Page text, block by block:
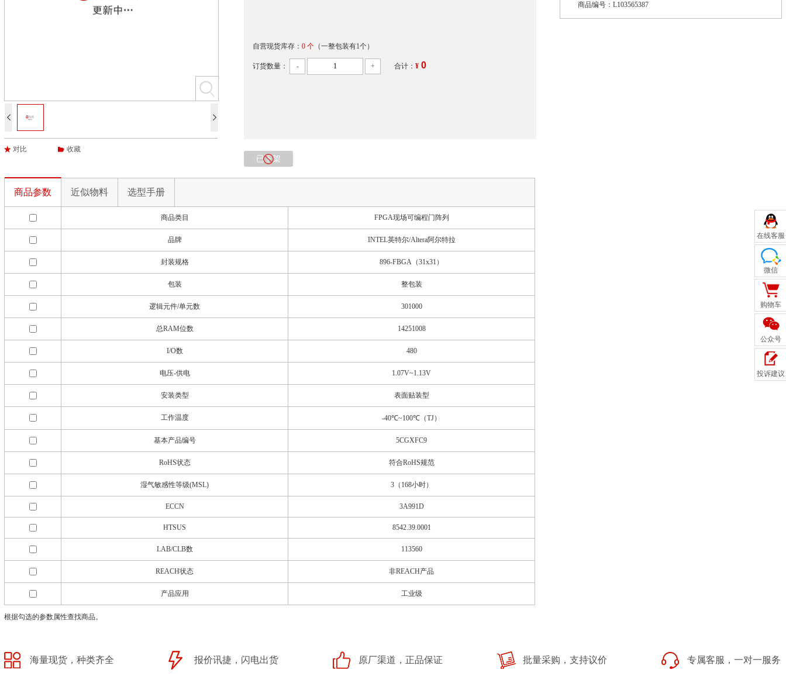
 
对比 收藏
自营现货库存： 0 个 （一整包装有1个）
订货数量： - + 合计： ¥ 0
已下架
商品编号： L103565387
商品参数 近似物料 选型手册
商品类目 FPGA现场可编程门阵列
品牌 INTEL英特尔/Altera阿尔特拉
封装规格 896-FBGA（31x31）
包装 整包装
逻辑元件/单元数 301000
总RAM位数 14251008
I/O数 480
电压-供电 1.07V~1.13V
安装类型 表面贴装型
工作温度 -40℃~100℃（TJ）
基本产品编号 5CGXFC9
RoHS状态 符合RoHS规范
湿气敏感性等级(MSL) 3（168小时）
ECCN 3A991D
HTSUS 8542.39.0001
LAB/CLB数 113560
REACH状态 非REACH产品
产品应用 工业级
根据勾选的参数属性查找商品。
海量现货，种类齐全 报价讯捷，闪电出货 原厂渠道，正品保证 批量采购，支持议价 专属客服，一对一服务
在线客服
微信
购物车
公众号
投诉建议